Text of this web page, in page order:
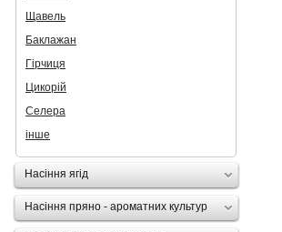
Щавель
Баклажан
Гірчиця
Цикорій
Селера
інше
Насіння ягід
Насіння пряно - ароматних культур